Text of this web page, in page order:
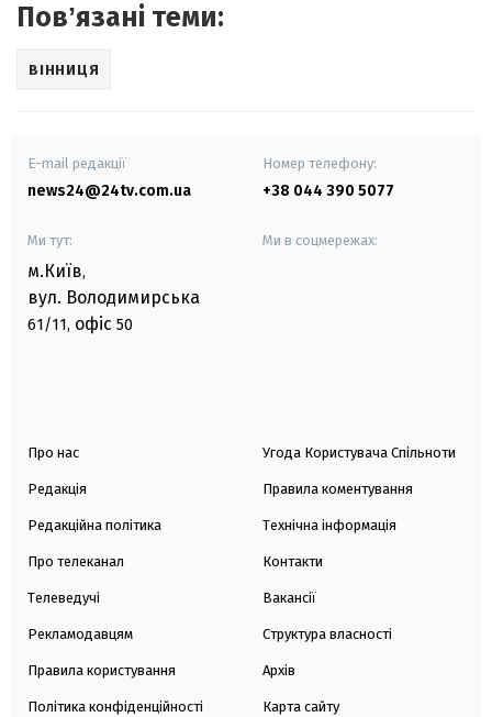
Повʼязані теми:
ВІННИЦЯ
E-mail редакції
news24@24tv.com.ua
Номер телефону:
+38 044 390 5077
Ми тут:
м.Київ,
вул. Володимирська
61/11, офіс 50
Ми в соцмережах:
Про нас
Редакція
Редакційна політика
Про телеканал
Телеведучі
Рекламодавцям
Правила користування
Політика конфіденційності
Угода Користувача Спільноти
Правила коментування
Технічна інформація
Контакти
Вакансії
Структура власності
Архів
Карта сайту